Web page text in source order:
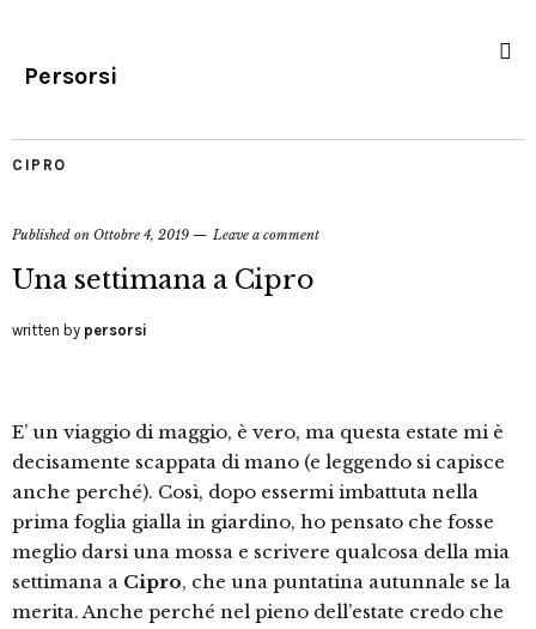
Persorsi
CIPRO
Published on Ottobre 4, 2019 Leave a comment
Una settimana a Cipro
written by persorsi
E’ un viaggio di maggio, è vero, ma questa estate mi è
decisamente scappata di mano (e leggendo si capisce
anche perché). Così, dopo essermi imbattuta nella
prima foglia gialla in giardino, ho pensato che fosse
meglio darsi una mossa e scrivere qualcosa della mia
settimana a Cipro, che una puntatina autunnale se la
merita. Anche perché nel pieno dell’estate credo che